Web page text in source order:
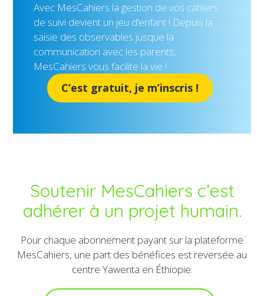
Avec MesCahiers la gestion de vos cahiers
de suivi devient un jeu d’enfant ! Depuis la
saisie des observables jusque la
communication avec les parents,
MesCahiers vous facilite la vie !
C’est gratuit, je m’inscris !
Soutenir MesCahiers c’est
adhérer à un projet humain.
Pour chaque abonnement payant sur la plateforme
MesCahiers, une part des bénéfices est reversée au
centre Yawenta en Éthiopie.